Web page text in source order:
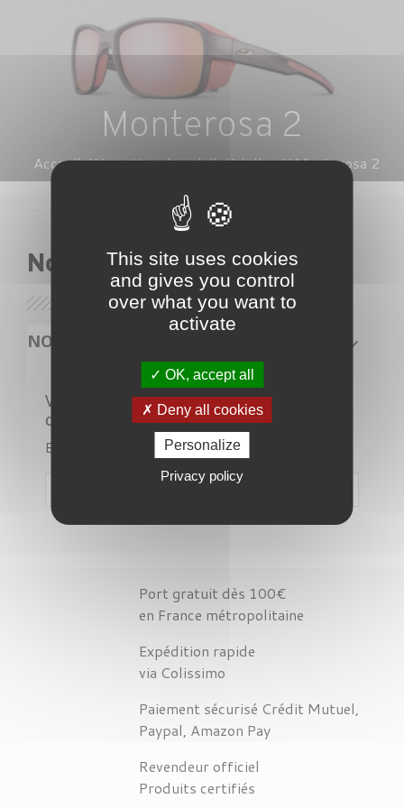
Monterosa 2
Accueil Lunettes de soleil Julbo Monterosa 2
Nos lunettes
NOS PRODUITS
Veuillez nous excuser pour le
désagrément.
Effectuez une nouvelle recherche
Port gratuit dès 100€
en France métropolitaine
Expédition rapide
via Colissimo
Paiement sécurisé Crédit Mutuel,
Paypal, Amazon Pay
Revendeur officiel
Produits certifiés
This site uses cookies
and gives you control
over what you want to
activate
OK, accept all
Deny all cookies
Personalize
Privacy policy